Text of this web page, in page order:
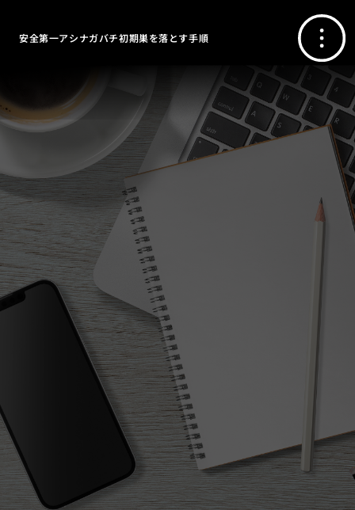
安全第一アシナガバチ初期巣を落とす手順